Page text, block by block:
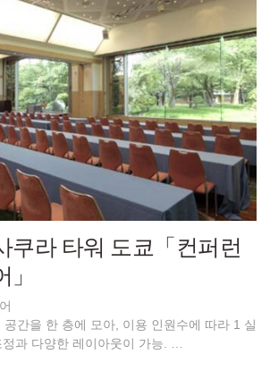
쿠라 타워 도쿄「컨퍼런
간을 한 층에 모아, 이용 인원수에 따라 1 실
정과 다양한 레이아웃이 가능. …